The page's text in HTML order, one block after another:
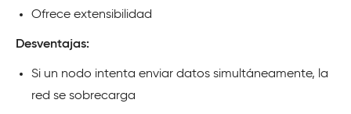
Ofrece extensibilidad
Desventajas:
Si un nodo intenta enviar datos simultáneamente, la
red se sobrecarga